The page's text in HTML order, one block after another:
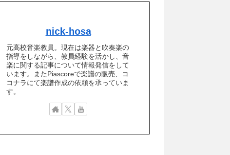
nick-hosa
元高校音楽教員。現在は楽器と吹奏楽の
指導をしながら、教員経験を活かし、音
楽に関する記事について情報発信をして
います。またPiascoreで楽譜の販売、コ
コナラにて楽譜作成の依頼を承っていま
す。